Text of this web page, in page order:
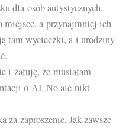
dla osób autystycznych.
miejsce, a przynajmniej ich
tam wycieczki, a i urodziny
i żałuję, że musiałam
o AI. No ale nikt
za zaproszenie. Jak zawsze